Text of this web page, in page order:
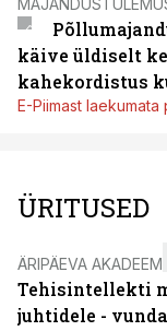
käive üldiselt
kahekordistus
E-Piimast laekumata
ÜRITUSED
ÄRIPÄEVA
Tehisintellekti
juhtidele -